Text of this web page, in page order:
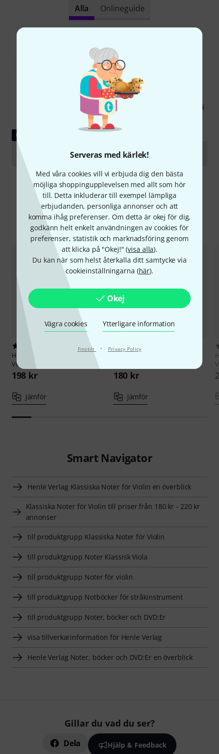
Serveras med kärlek!
Med våra cookies vill vi erbjuda dig den bästa
möjliga shoppingupplevelsen med allt som hör
till. Detta inkluderar till exempel lämpliga
erbjudanden, personliga annonser och att
komma ihåg preferenser. Om detta är okej för dig,
godkänn helt enkelt användningen av cookies för
preferenser, statistik och marknadsföring genom
att klicka på "Okej!" (visa alla).
Du kan när som helst återkalla ditt samtycke via
cookieinställningarna (här).
Okej
Vägra cookies Ytterligare information
Finstilt · Privacy Policy
Alla Onlineguide
GUIDE
Violas
Jämför alternativ
Henle Verlag
Dvorák Sonatine
Violine op.100
198 kr
Jämför
180 kr
Jämför
Smart Navigator
Henle Verlag Klassiska Noter för Violin en överblick
Klassiska Noter för Violin till priser från 180 kr - 220 kr
annonser
till produktgrupp Klassiska Noter för Violin
till produktgrupp Noter Klassisk Viola
till produktgrupp Noter för violin
till produktgrupp Notböcker för stråkinstrument
till produktgrupp Noter, böcker och DVD:Er
visa tillverkarinformation för Henle Verlag
Henle Verlag Noter, böcker och DVD:Er en överblick
Gillar du vad du ser?
Dela Hjälp & Feedback